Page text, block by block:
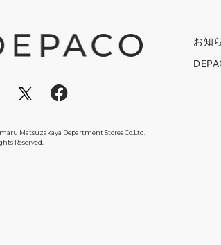
Matsuzakaya Department Stores Co.Ltd.
Reserved.
お知